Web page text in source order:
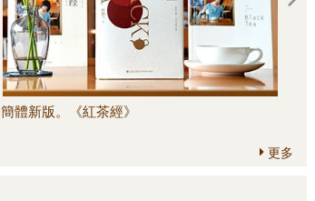
簡體新版。《紅茶經》
更多